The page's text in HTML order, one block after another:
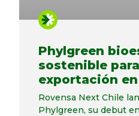
Phylgreen
sostenible
exportación
Rovensa Next Chile
Phylgreen, su debut